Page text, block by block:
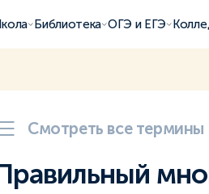
Библиотека ОГЭ и ЕГЭ
Смотреть все термины